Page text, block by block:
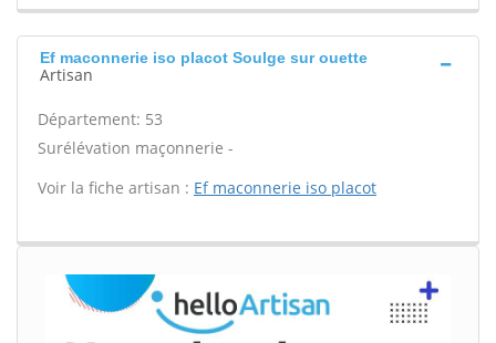
Ef maconnerie iso placot Soulge sur ouette
Artisan
Département: 53
Surélévation maçonnerie -
Voir la fiche artisan : Ef maconnerie iso placot